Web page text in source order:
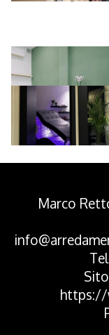
Marco
https://